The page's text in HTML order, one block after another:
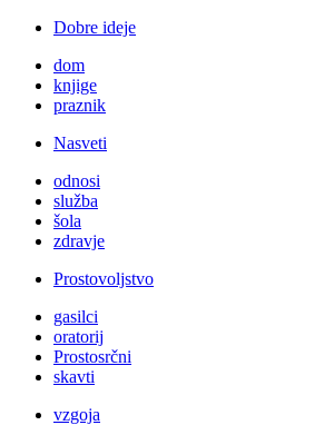
Dobre ideje
dom
knjige
praznik
Nasveti
odnosi
služba
šola
zdravje
Prostovoljstvo
gasilci
oratorij
Prostosrčni
skavti
vzgoja